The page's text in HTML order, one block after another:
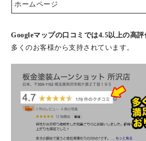
ホームページ
Googleマップの口コミでは4.5以上の高評
多くのお客様から支持されています。